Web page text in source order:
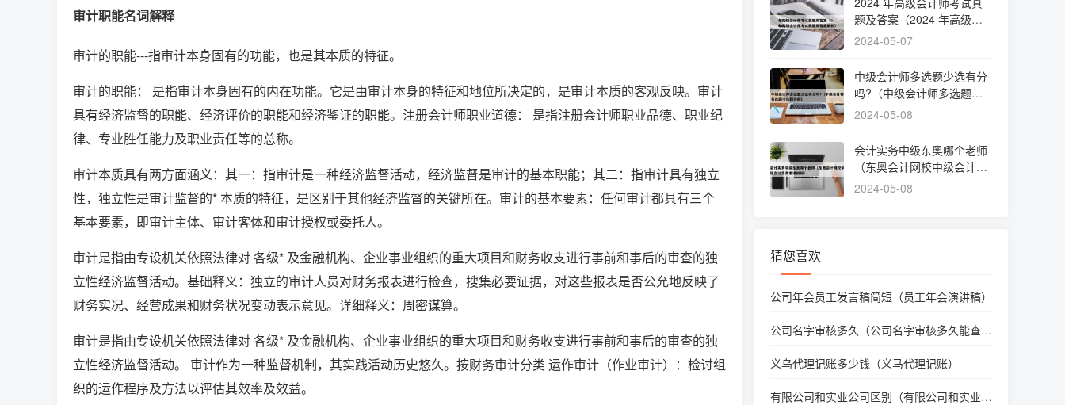
审计职能名词解释
审计的职能---指审计本身固有的功能，也是其本质的特征。
审计的职能： 是指审计本身固有的内在功能。它是由审计本身的特征和地位所决定的，是审计本质的客观反映。审计
具有经济监督的职能、经济评价的职能和经济鉴证的职能。注册会计师职业道德： 是指注册会计师职业品德、职业纪
律、专业胜任能力及职业责任等的总称。
审计本质具有两方面涵义：其一：指审计是一种经济监督活动，经济监督是审计的基本职能；其二：指审计具有独立
性，独立性是审计监督的* 本质的特征，是区别于其他经济监督的关键所在。审计的基本要素：任何审计都具有三个
基本要素，即审计主体、审计客体和审计授权或委托人。
审计是指由专设机关依照法律对 各级* 及金融机构、企业事业组织的重大项目和财务收支进行事前和事后的审查的独
立性经济监督活动。基础释义：独立的审计人员对财务报表进行检查，搜集必要证据，对这些报表是否公允地反映了
财务实况、经营成果和财务状况变动表示意见。详细释义：周密谋算。
审计是指由专设机关依照法律对 各级* 及金融机构、企业事业组织的重大项目和财务收支进行事前和事后的审查的独
立性经济监督活动。 审计作为一种监督机制，其实践活动历史悠久。按财务审计分类 运作审计（作业审计）：检讨组
织的运作程序及方法以评估其效率及效益。
题及答案（2024 年高级会
计师考试真题及答案解析）
2024-05-07
中级会计师多选题少选有分
吗?（中级会计师多选题少
选得分吗）
2024-05-08
会计实务中级东奥哪个老师
（东奥会计网校中级会计实
务谁讲的好）
2024-05-08
猜您喜欢
公司年会员工发言稿简短（员工年会演讲稿）
公司名字审核多久（公司名字审核多久能查
义乌代理记账多少钱（义马代理记账）
有限公司和实业公司区别（有限公司和实业公